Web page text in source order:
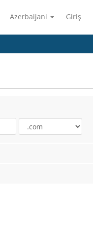
Azerbaijani Giriş